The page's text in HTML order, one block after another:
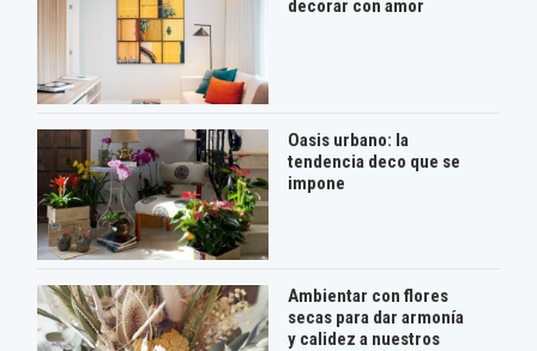
decorar con amor
Oasis urbano: la
tendencia deco que se
impone
Ambientar con flores
secas para dar armonía
y calidez a nuestros